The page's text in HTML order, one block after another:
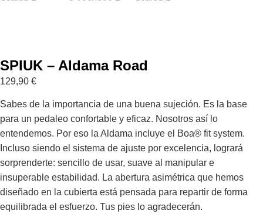
SPIUK – Aldama Road
129,90 €
Sabes de la importancia de una buena sujeción. Es la base
para un pedaleo confortable y eficaz. Nosotros así lo
entendemos. Por eso la Aldama incluye el Boa® fit system.
Incluso siendo el sistema de ajuste por excelencia, logrará
sorprenderte: sencillo de usar, suave al manipular e
insuperable estabilidad. La abertura asimétrica que hemos
diseñado en la cubierta está pensada para repartir de forma
equilibrada el esfuerzo. Tus pies lo agradecerán.